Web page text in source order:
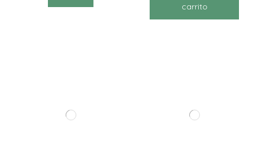
carrito